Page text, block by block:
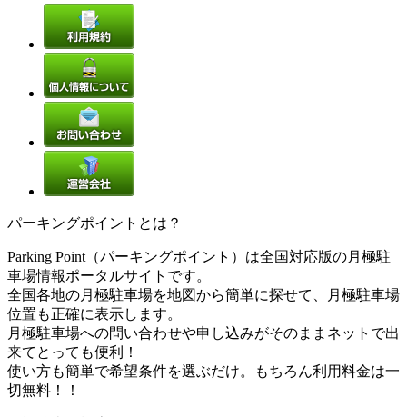
パーキングポイントとは？
Parking Point（パーキングポイント）は全国対応版の月極駐
車場情報ポータルサイトです。
全国各地の月極駐車場を地図から簡単に探せて、月極駐車場
位置も正確に表示します。
月極駐車場への問い合わせや申し込みがそのままネットで出
来てとっても便利！
使い方も簡単で希望条件を選ぶだけ。もちろん利用料金は一
切無料！！